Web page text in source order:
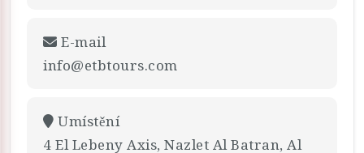
E-mail
info@etbtours.com
Umístění
4 El Lebeny Axis, Nazlet Al Batran, Al